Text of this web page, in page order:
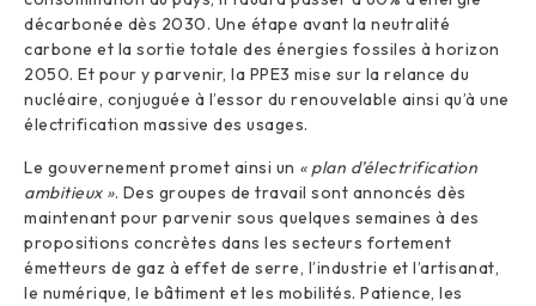
décarbonée dès 2030. Une étape avant la neutralité
carbone et la sortie totale des énergies fossiles à horizon
2050. Et pour y parvenir, la PPE3 mise sur la relance du
nucléaire, conjuguée à l’essor du renouvelable ainsi qu’à une
électrification massive des usages.
Le gouvernement promet ainsi un « plan d’électrification
ambitieux ». Des groupes de travail sont annoncés dès
maintenant pour parvenir sous quelques semaines à des
propositions concrètes dans les secteurs fortement
émetteurs de gaz à effet de serre, l’industrie et l’artisanat,
le numérique, le bâtiment et les mobilités. Patience, les